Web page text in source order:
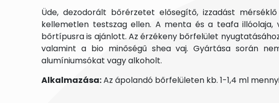
Üde, dezodorált bőrérzetet elősegítő, izzadást
kellemetlen testszag ellen. A menta és a teafa
bőrtípusra is ajánlott. Az érzékeny bőrfelület
valamint a bio minőségű shea vaj. Gyártása során
alumíniumsókat vagy alkoholt.
Alkalmazása:Az ápolandó bőrfelületen kb. 1-1,4 ml